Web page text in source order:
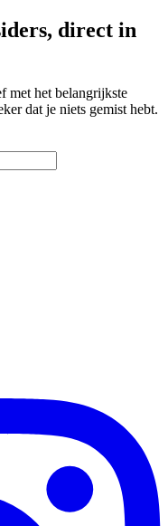
direct in
met het belangrijkste
dat je niets gemist hebt.